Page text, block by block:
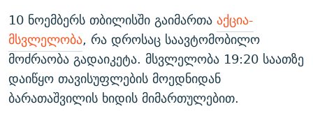
10 ნოემბერს თბილისში გაიმართა აქცია-
მსვლელობა, რა დროსაც საავტომობილო
მოძრაობა გადაიკეტა. მსვლელობა 19:20 საათზე
დაიწყო თავისუფლების მოედნიდან
ბარათაშვილის ხიდის მიმართულებით.